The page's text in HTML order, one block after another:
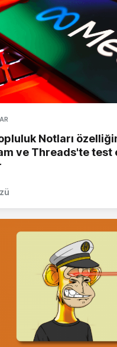
Notları
ve Threads'te test